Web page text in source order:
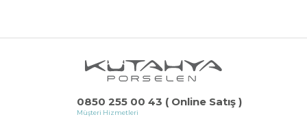
0850 255 00 43 ( Online Satış )
Müşteri Hizmetleri